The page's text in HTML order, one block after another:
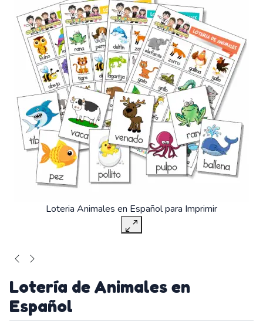
Loteria Animales en Español para Imprimir
Lotería de Animales en
Español